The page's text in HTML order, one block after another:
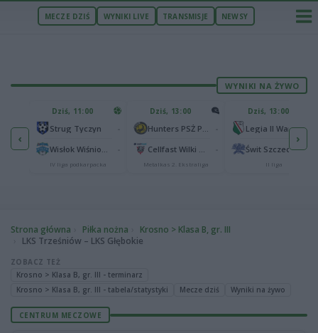
MECZE DZIŚ WYNIKI LIVE TRANSMISJE NEWSY
WYNIKI NA ŻYWO
‹
Podbeskidzie Bielsko-Biała2
2
Dziś, 11:00
Strug Tyczyn
IV liga podkarpacka
Dziś, 13:00
Metalkas 2. Ekstraliga
Dziś, 13:00
Legia II Warszawa
Świt Szczecin
II liga
›
Strona główna Piłka nożna
Krosno > Klasa B, gr. III
LKS Trześniów – LKS Głębokie
ZOBACZ TEŻ
Krosno > Klasa B, gr. III - terminarz
Krosno > Klasa B, gr. III - tabela/statystyki
Mecze dziś Wyniki na żywo
CENTRUM MECZOWE